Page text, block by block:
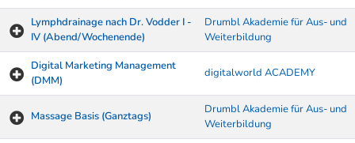
Lymphdrainage nach Dr. Vodder I -
IV (Abend/Wochenende)
Drumbl Akademie für Aus- und
Weiterbildung
Digital Marketing Management
(DMM)
digitalworld ACADEMY
Massage Basis (Ganztags)
Drumbl Akademie für Aus- und
Weiterbildung